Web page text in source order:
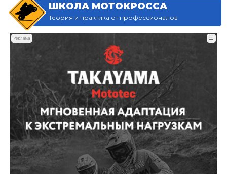
ШКОЛА МОТОКРОССА
Теория и практика от профессионалов
Реклама ☰